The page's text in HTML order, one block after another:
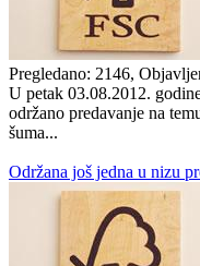
Pregledano: 2146,
U petak 03.08.2012.
održano predavanje na
šuma...
Održana još jedna u nizu